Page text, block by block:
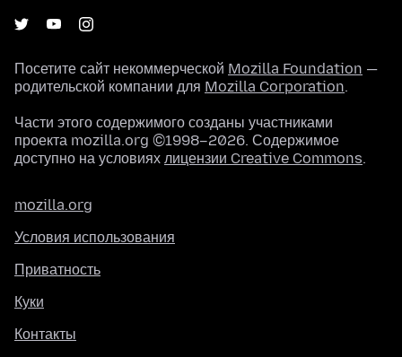
Посетите сайт некоммерческой Mozilla Foundation —
родительской компании для Mozilla Corporation.
Части этого содержимого созданы участниками
проекта mozilla.org ©1998–2026. Содержимое
доступно на условиях лицензии Creative Commons.
mozilla.org
Условия использования
Приватность
Куки
Контакты